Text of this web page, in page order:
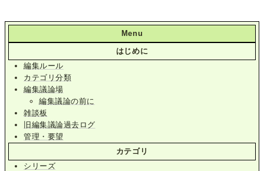
Menu
はじめに
編集ルール
カテゴリ分類
編集議論場
編集議論の前に
雑談板
旧編集議論過去ログ
管理・要望
カテゴリ
シリーズ